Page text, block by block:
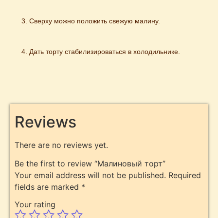
Сверху можно положить свежую малину.
Дать торту стабилизироваться в холодильнике.
Reviews
There are no reviews yet.
Be the first to review “Малиновый торт”
Your email address will not be published. Required
fields are marked *
Your rating